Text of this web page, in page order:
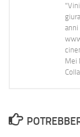
Mei